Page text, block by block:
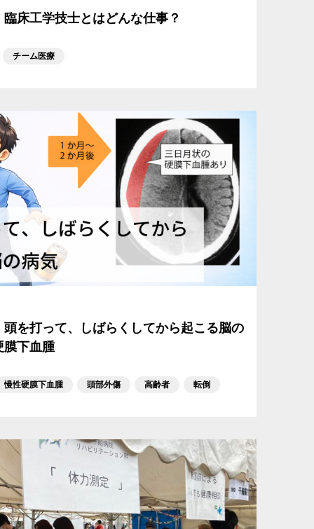
床工学技士とはどんな仕事？
チーム医療
頭を打って、しばらくしてから起こる脳の
膜下血腫
慢性硬膜下血腫 頭部外傷 高齢者 転倒